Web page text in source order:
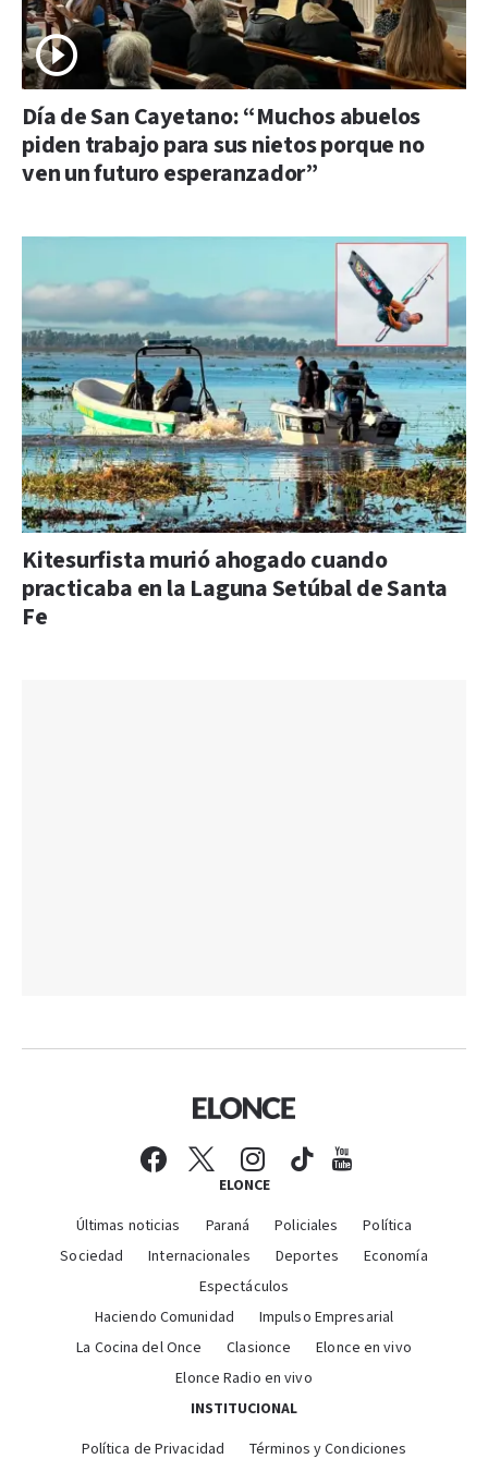
Día de San Cayetano: “Muchos abuelos
piden trabajo para sus nietos porque no
ven un futuro esperanzador”
Kitesurfista murió ahogado cuando
practicaba en la Laguna Setúbal de Santa
Fe
ELONCE
Últimas noticias Paraná Policiales
Política
Sociedad
Internacionales Deportes
Economía
Espectáculos
Haciendo Comunidad
Impulso Empresarial
La Cocina del Once
Clasionce
Elonce en vivo
Elonce Radio en vivo
INSTITUCIONAL
Política de Privacidad Términos y Condiciones